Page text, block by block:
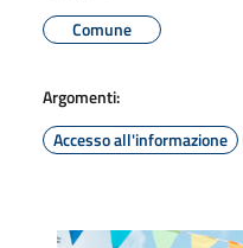
Comune
Argomenti:
Accesso all'informazione